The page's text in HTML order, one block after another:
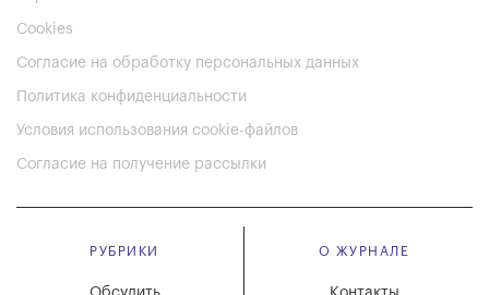
Cookies
Согласие на обработку персональных данных
Политика конфиденциальности
Условия использования cookie-файлов
Согласие на получение рассылки
РУБРИКИ О ЖУРНАЛЕ